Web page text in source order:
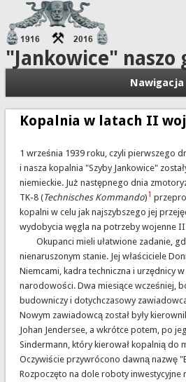
"Jankowice" naszo
Nawigacja
Kopalnia w latach II
1 września 1939 roku, czyli pierwszego
i nasza kopalnia "Szyby Jankowice"
niemieckie. Już następnego dnia
TK-8 (Technisches Kommando)1
kopalni w celu jak najszybszego jej
wydobycia węgla na potrzeby wojenne
Okupanci mieli ułatwione zadanie,
nienaruszonym stanie. Jej właściciele
Niemcami, kadra techniczna i urzędnicy
narodowości. Dwa miesiące wcześniej,
budowniczy i dotychczasowy
Nowym zawiadowcą został były
Johan Jendersee, a wkrótce potem, po
Sindermann, który kierował kopalnią do
Oczywiście przywrócono dawną nazwę
Rozpoczęto na dole roboty inwestycyjne